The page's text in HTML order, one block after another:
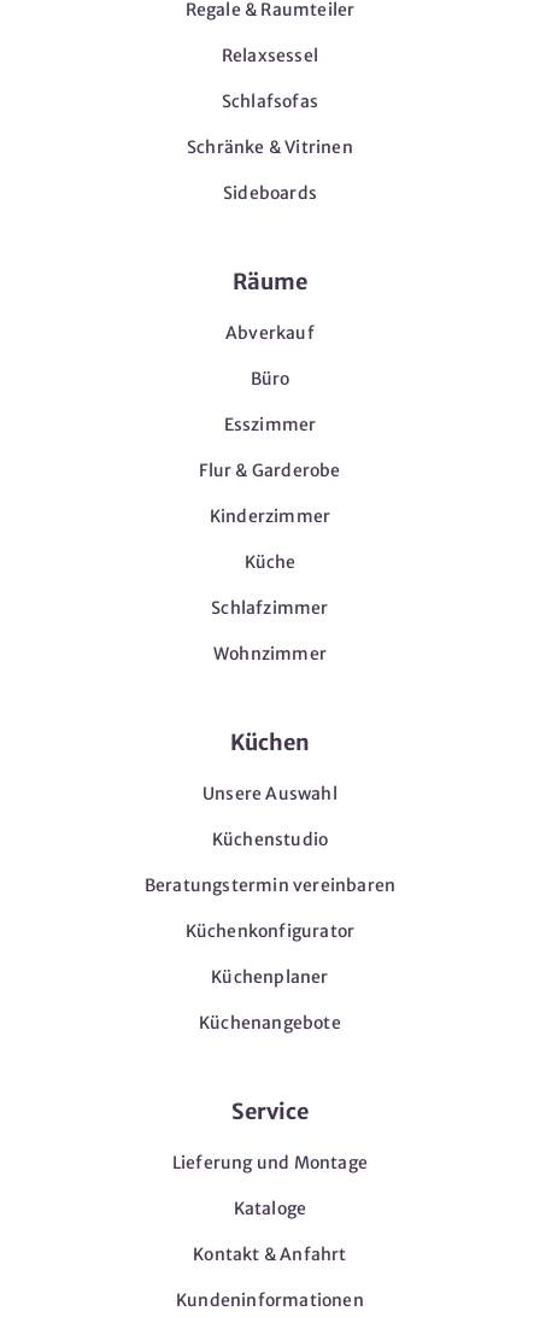
Regale & Raumteiler
Relaxsessel
Schlafsofas
Schränke & Vitrinen
Sideboards
Räume
Abverkauf
Büro
Esszimmer
Flur & Garderobe
Kinderzimmer
Küche
Schlafzimmer
Wohnzimmer
Küchen
Unsere Auswahl
Küchenstudio
Beratungstermin vereinbaren
Küchenkonfigurator
Küchenplaner
Küchenangebote
Service
Lieferung und Montage
Kataloge
Kontakt & Anfahrt
Kundeninformationen